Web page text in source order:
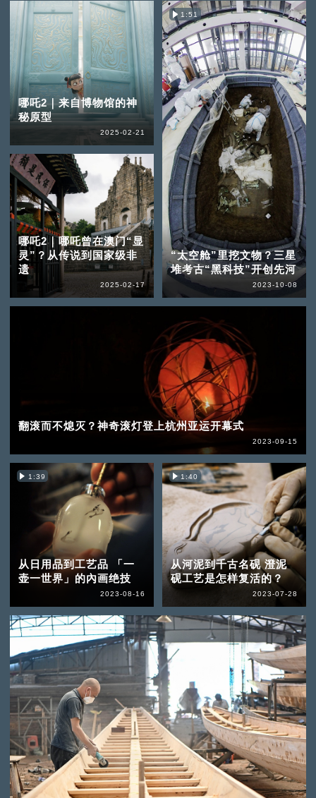
哪吒2｜来自博物馆的神
秘原型
2025-02-21
哪吒2｜哪吒曾在澳门“显
灵”？从传说到国家级非
遗
2025-02-17
1:51
“太空舱”里挖文物？三星
堆考古“黑科技”开创先河
2023-10-08
翻滚而不熄灭？神奇滚灯登上杭州亚运开幕式
2023-09-15
1:39
从日用品到工艺品 「一
壶一世界」的內画绝技
2023-08-16
1:40
从河泥到千古名砚 澄泥
砚工艺是怎样复活的？
2023-07-28